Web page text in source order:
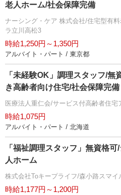
老人ホーム/社会保障完備
ナーシング・ケア 株式会社/住宅型有
ラ立川高松3
時給1,250円～1,350円
アルバイト・パート / 東京都
「未経験OK」調理スタッフ/無
き高齢者向け住宅/社会保障完備
医療法人重仁会/サービス付高齢者住宅
時給1,075円
アルバイト・パート / 北海道
「福祉調理スタッフ」無資格
人ホーム
株式会社Toキープライフ/森小路スマイ
時給1,177円～1,200円